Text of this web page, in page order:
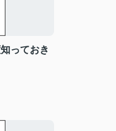
っておき